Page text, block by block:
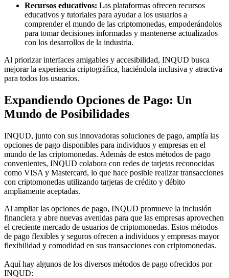
Recursos educativos: Las plataformas ofrecen recursos
educativos y tutoriales para ayudar a los usuarios a
comprender el mundo de las criptomonedas, empoderándolos
para tomar decisiones informadas y mantenerse actualizados
con los desarrollos de la industria.
Al priorizar interfaces amigables y accesibilidad, INQUD busca
mejorar la experiencia criptográfica, haciéndola inclusiva y atractiva
para todos los usuarios.
Expandiendo Opciones de Pago: Un
Mundo de Posibilidades
INQUD, junto con sus innovadoras soluciones de pago, amplía las
opciones de pago disponibles para individuos y empresas en el
mundo de las criptomonedas. Además de estos métodos de pago
convenientes, INQUD colabora con redes de tarjetas reconocidas
como VISA y Mastercard, lo que hace posible realizar transacciones
con criptomonedas utilizando tarjetas de crédito y débito
ampliamente aceptadas.
Al ampliar las opciones de pago, INQUD promueve la inclusión
financiera y abre nuevas avenidas para que las empresas aprovechen
el creciente mercado de usuarios de criptomonedas. Estos métodos
de pago flexibles y seguros ofrecen a individuos y empresas mayor
flexibilidad y comodidad en sus transacciones con criptomonedas.
Aquí hay algunos de los diversos métodos de pago ofrecidos por
INQUD: